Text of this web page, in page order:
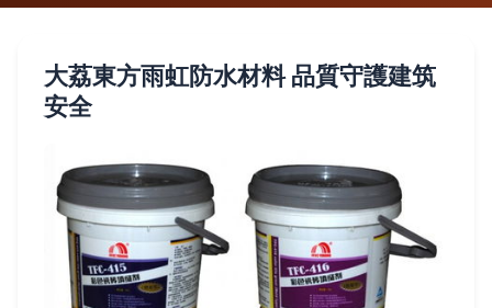
大荔東方雨虹防水材料 品質守護建筑
安全